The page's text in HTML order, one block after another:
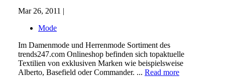
Mar 26, 2011 |
Mode
Im Damenmode und Herrenmode Sortiment des
trends247.com Onlineshop befinden sich topaktuelle
Textilien von exklusiven Marken wie beispielsweise
Alberto, Basefield oder Commander. ... Read more